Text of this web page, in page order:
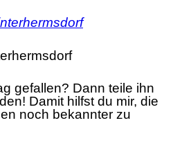
gefallen? Dann teile ihn
Damit hilfst du mir, die
noch bekannter zu